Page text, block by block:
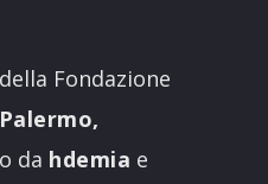
Fondazione
da hdemia e